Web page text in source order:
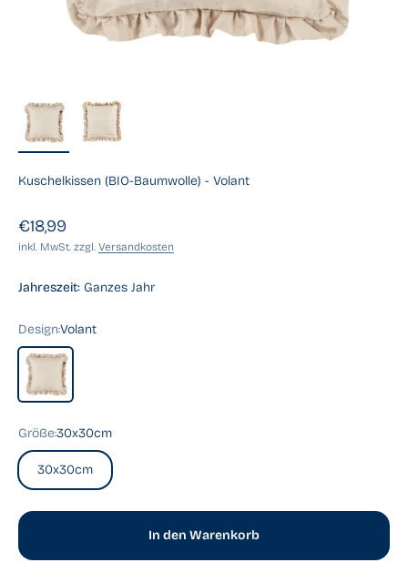
Kuschelkissen (BIO-Baumwolle) - Volant
Angebot
€18,99
inkl. MwSt. zzgl. Versandkosten
Jahreszeit: Ganzes Jahr
Design:Volant
Volant
Größe:30x30cm
30x30cm
In den Warenkorb